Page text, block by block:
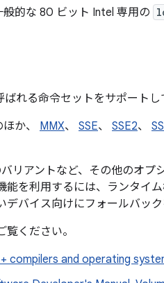
般的な 80 ビット Intel 専用の
れる命令セットをサポートし
か、 MMX、 SSE、 SSE2、
リアントなど、その他のオ
を利用するには、ランタイ
バイス向けにフォールバック
ください。
compilers and operating